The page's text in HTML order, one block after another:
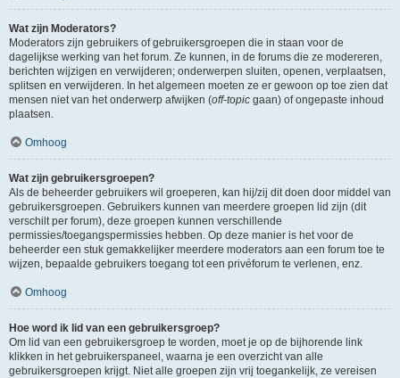
Wat zijn Moderators?
Moderators zijn gebruikers of gebruikersgroepen die in staan voor de
dagelijkse werking van het forum. Ze kunnen, in de forums die ze modereren,
berichten wijzigen en verwijderen; onderwerpen sluiten, openen, verplaatsen,
splitsen en verwijderen. In het algemeen moeten ze er gewoon op toe zien dat
mensen niet van het onderwerp afwijken (off-topic gaan) of ongepaste inhoud
plaatsen.
Omhoog
Wat zijn gebruikersgroepen?
Als de beheerder gebruikers wil groeperen, kan hij/zij dit doen door middel van
gebruikersgroepen. Gebruikers kunnen van meerdere groepen lid zijn (dit
verschilt per forum), deze groepen kunnen verschillende
permissies/toegangspermissies hebben. Op deze manier is het voor de
beheerder een stuk gemakkelijker meerdere moderators aan een forum toe te
wijzen, bepaalde gebruikers toegang tot een privéforum te verlenen, enz.
Omhoog
Hoe word ik lid van een gebruikersgroep?
Om lid van een gebruikersgroep te worden, moet je op de bijhorende link
klikken in het gebruikerspaneel, waarna je een overzicht van alle
gebruikersgroepen krijgt. Niet alle groepen zijn vrij toegankelijk, ze vereisen